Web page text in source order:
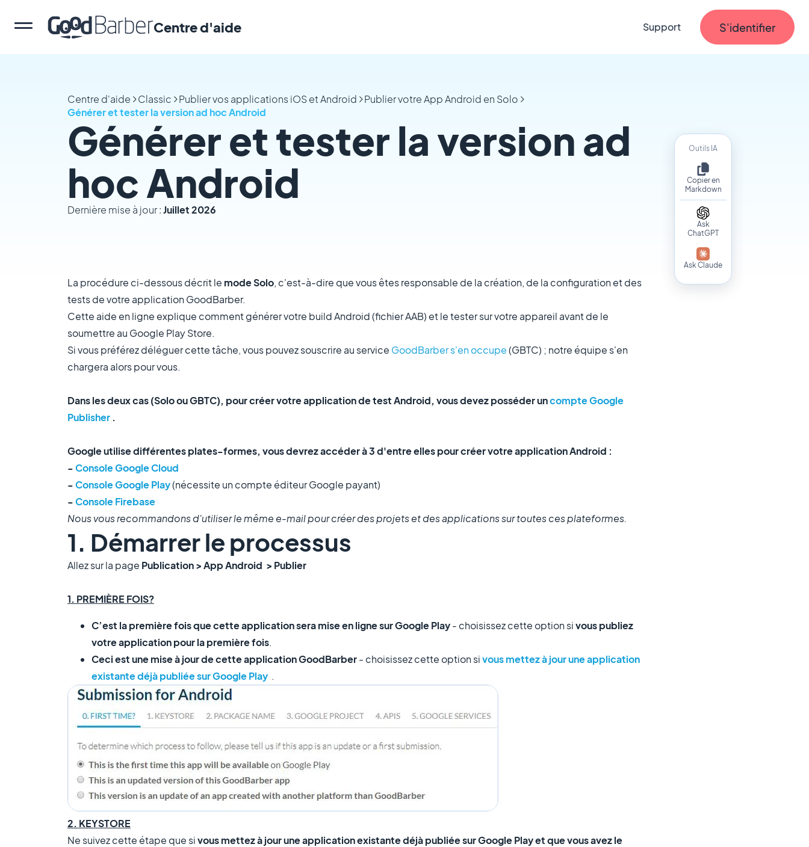
Centre d'aide Support S'identifier
Outils IA
Copier en
Markdown
Ask
ChatGPT
Ask Claude
Centre d'aide Classic Publier vos applications iOS et Android
Publier votre App Android en Solo
Générer et tester la version ad hoc Android
Générer et tester la version ad
hoc Android
Dernière mise à jour :Juillet 2026
La procédure ci-dessous décrit le mode Solo, c'est-à-dire que vous êtes responsable de la création, de la configuration et des
tests de votre application GoodBarber.
Cette aide en ligne explique comment générer votre build Android (fichier AAB) et le tester sur votre appareil avant de le
soumettre au Google Play Store.
Si vous préférez déléguer cette tâche, vous pouvez souscrire au service GoodBarber s'en occupe(GBTC) ; notre équipe s'en
chargera alors pour vous.
Dans les deux cas (Solo ou GBTC), pour créer votre application de test Android, vous devez posséder uncompte Google
Publisher.
Google utilise différentes plates-formes, vous devrez accéder à 3 d'entre elles pour créer votre application Android :
-Console Google Cloud
-Console Google Play(nécessite un compte éditeur Google payant)
-Console Firebase
Nous vous recommandons d'utiliser le même e-mail pour créer des projets et des applications sur toutes ces plateformes.
1. Démarrer le processus
Allez sur la page Publication > App Android > Publier
1. PREMIÈRE FOIS?
C’est la première fois que cette application sera mise en ligne sur Google Play- choisissez cette option sivous publiez
votre application pour la première fois.
Ceci est une mise à jour de cette application GoodBarber- choisissez cette option sivous mettez à jour une application
existante déjà publiée sur Google Play .
2. KEYSTORE
Ne suivez cette étape que sivous mettez à jour une application existante déjà publiée sur Google Playet que vous avez le